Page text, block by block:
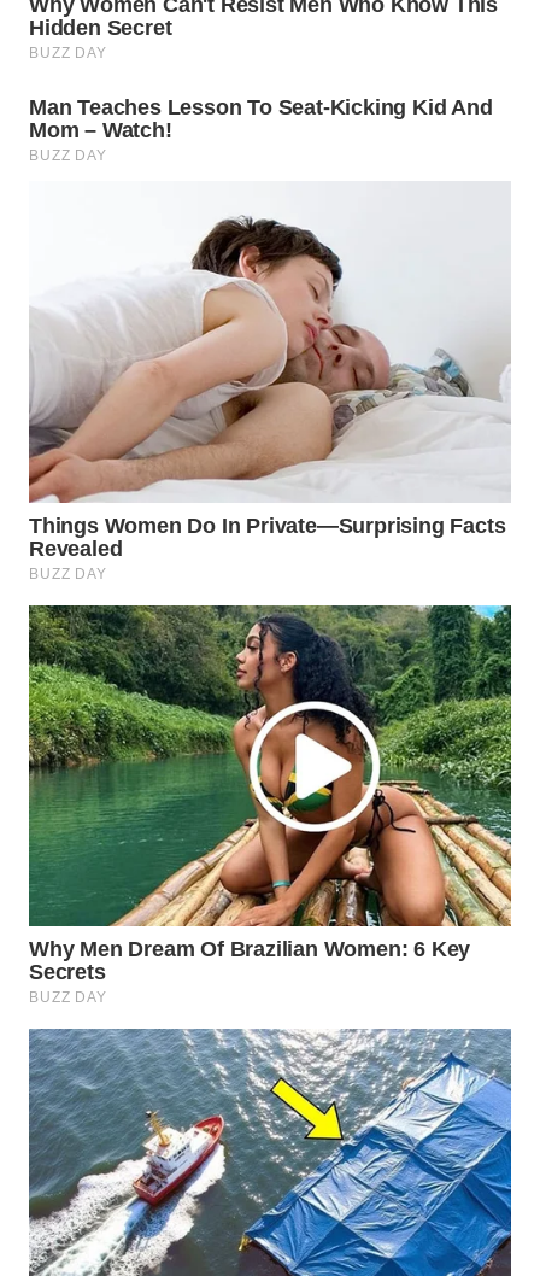
WAHANA
NEWS
WAHANA
TANI
WAHANA
INFRASTRUKTUR
WAHANA
KONSUMEN
WAHANA
WAHANA
TRAVEL
WAHANA
TV
WAHANANEWS
ID
WAHANANEWS
WAHANANEWS
NET
SPORT
WAHANA
UMKM
WAHANA
SELEB